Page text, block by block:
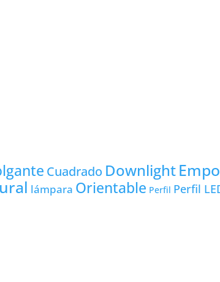
Cuadrado Downlight
lámpara Orientable Perfil Perfil